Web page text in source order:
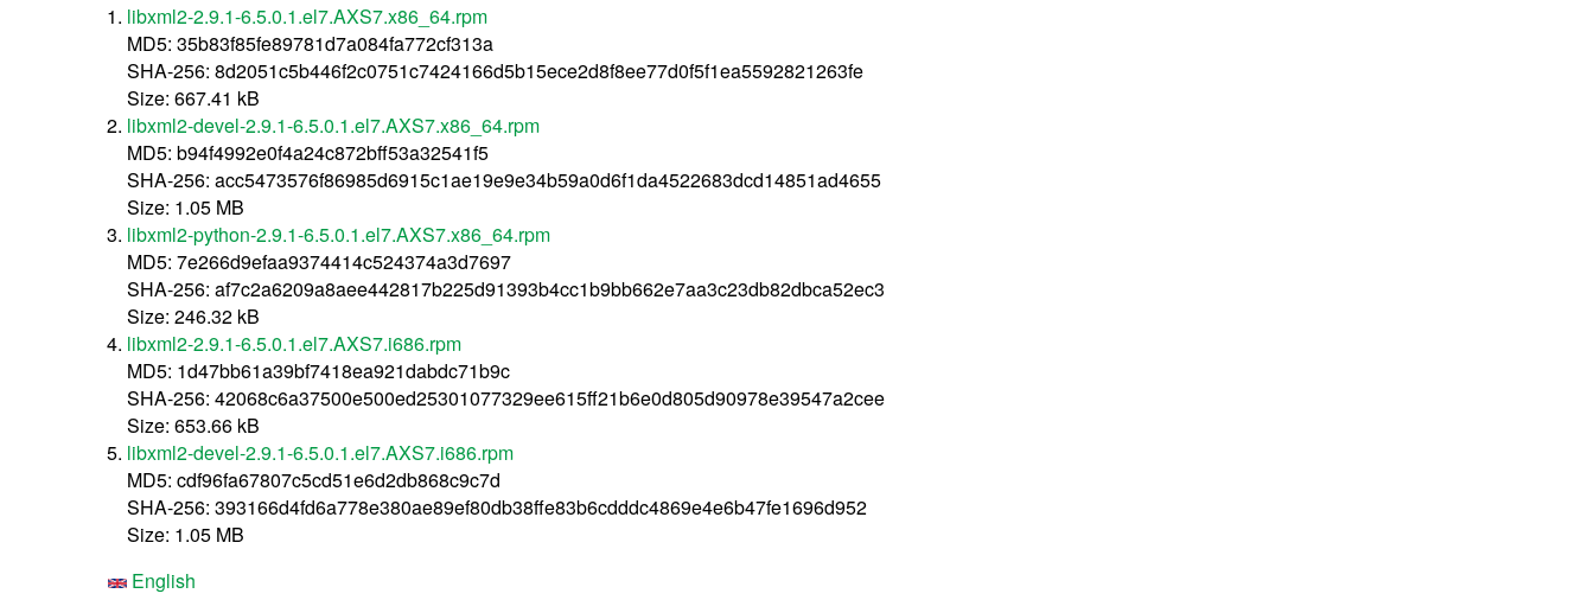
libxml2-2.9.1-6.5.0.1.el7.AXS7.x86_64.rpm
MD5: 35b83f85fe89781d7a084fa772cf313a
SHA-256: 8d2051c5b446f2c0751c7424166d5b15ece2d8f8ee77d0f5f1ea5592821263fe
Size: 667.41 kB
libxml2-devel-2.9.1-6.5.0.1.el7.AXS7.x86_64.rpm
MD5: b94f4992e0f4a24c872bff53a32541f5
SHA-256: acc5473576f86985d6915c1ae19e9e34b59a0d6f1da4522683dcd14851ad4655
Size: 1.05 MB
libxml2-python-2.9.1-6.5.0.1.el7.AXS7.x86_64.rpm
MD5: 7e266d9efaa9374414c524374a3d7697
SHA-256: af7c2a6209a8aee442817b225d91393b4cc1b9bb662e7aa3c23db82dbca52ec3
Size: 246.32 kB
libxml2-2.9.1-6.5.0.1.el7.AXS7.i686.rpm
MD5: 1d47bb61a39bf7418ea921dabdc71b9c
SHA-256: 42068c6a37500e500ed25301077329ee615ff21b6e0d805d90978e39547a2cee
Size: 653.66 kB
libxml2-devel-2.9.1-6.5.0.1.el7.AXS7.i686.rpm
MD5: cdf96fa67807c5cd51e6d2db868c9c7d
SHA-256: 393166d4fd6a778e380ae89ef80db38ffe83b6cdddc4869e4e6b47fe1696d952
Size: 1.05 MB
English